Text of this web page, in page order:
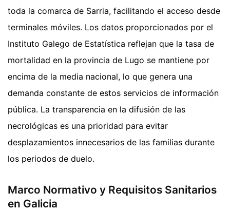
toda la comarca de Sarria, facilitando el acceso desde
terminales móviles. Los datos proporcionados por el
Instituto Galego de Estatística reflejan que la tasa de
mortalidad en la provincia de Lugo se mantiene por
encima de la media nacional, lo que genera una
demanda constante de estos servicios de información
pública. La transparencia en la difusión de las
necrológicas es una prioridad para evitar
desplazamientos innecesarios de las familias durante
los periodos de duelo.
Marco Normativo y Requisitos Sanitarios
en Galicia